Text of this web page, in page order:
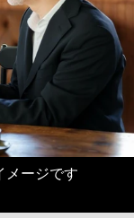
メージです